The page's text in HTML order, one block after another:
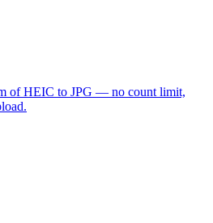
of HEIC to JPG — no count limit,